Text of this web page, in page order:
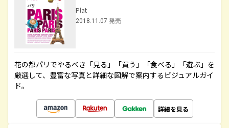
Plat
2018.11.07 発売
花の都パリでやるべき「見る」「買う」「食べる」「遊ぶ」を
厳選して、豊富な写真と詳細な図解で案内するビジュアルガイ
ド。
詳細を見る